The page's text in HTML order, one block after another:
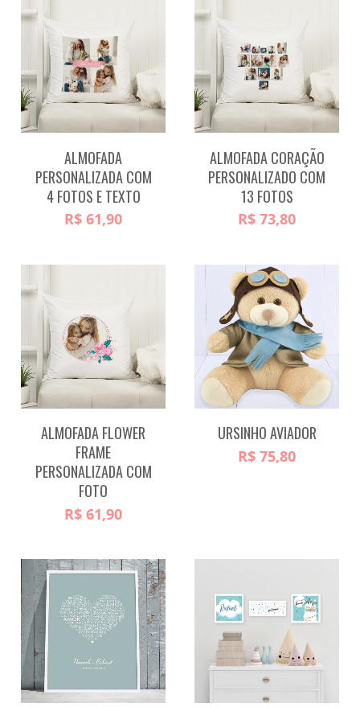
ALMOFADA
PERSONALIZADA COM
4 FOTOS E TEXTO
R$61,90
ALMOFADA CORAÇÃO
PERSONALIZADO COM
13 FOTOS
R$73,80
ALMOFADA FLOWER
FRAME
PERSONALIZADA COM
FOTO
R$61,90
URSINHO AVIADOR
R$75,80